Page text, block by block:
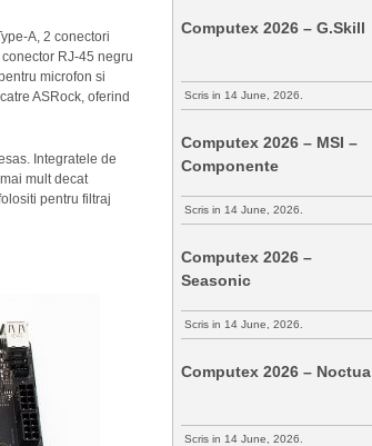
A, 2 conectori
RJ-45 negru
microfon si
ASRock, oferind
Integratele de
mult decat
pentru filtraj
Computex 2026 – G.Skill
Scris in 14 June, 2026.
Computex 2026 – MSI –
Componente
Scris in 14 June, 2026.
Computex 2026 –
Seasonic
Scris in 14 June, 2026.
Computex 2026 – Noctua
Scris in 14 June, 2026.